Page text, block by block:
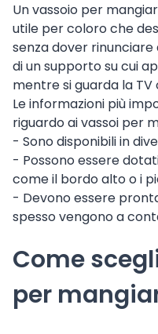
Un vassoio per
utile per coloro che
senza dover
di un supporto su cui
mentre si guarda la TV
Le informazioni più
riguardo ai vassoi per
- Sono disponibili in
- Possono essere
come il bordo alto o i
- Devono essere
spesso vengono a
Come
per